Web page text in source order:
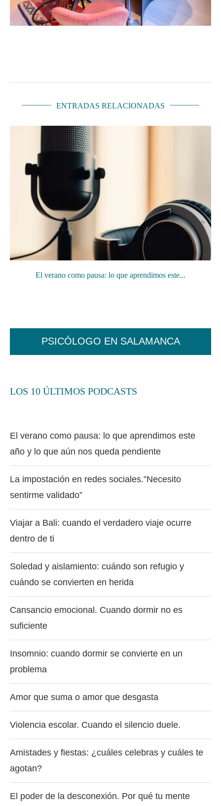
ENTRADAS RELACIONADAS
El verano como pausa: lo que aprendimos este...
PSICÓLOGO EN SALAMANCA
LOS 10 ÚLTIMOS PODCASTS
El verano como pausa: lo que aprendimos este
año y lo que aún nos queda pendiente
La impostación en redes sociales.”Necesito
sentirme validado”
Viajar a Bali: cuando el verdadero viaje ocurre
dentro de ti
Soledad y aislamiento: cuándo son refugio y
cuándo se convierten en herida
Cansancio emocional. Cuando dormir no es
suficiente
Insomnio: cuando dormir se convierte en un
problema
Amor que suma o amor que desgasta
Violencia escolar. Cuando el silencio duele.
Amistades y fiestas: ¿cuáles celebras y cuáles te
agotan?
El poder de la desconexión. Por qué tu mente